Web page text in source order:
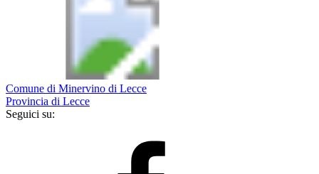
Comune di Minervino di Lecce
Provincia di Lecce
Seguici su: